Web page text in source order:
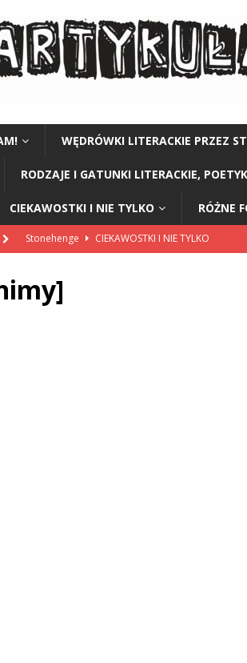
WĘDRÓWKI LITERACKIE PRZEZ
RODZAJE I GATUNKI LITERACKIE,
CIEKAWOSTKI I NIE TYLKO RÓŻNE
Stonehenge
CIEKAWOSTKI I NIE TYLKO
Romanca